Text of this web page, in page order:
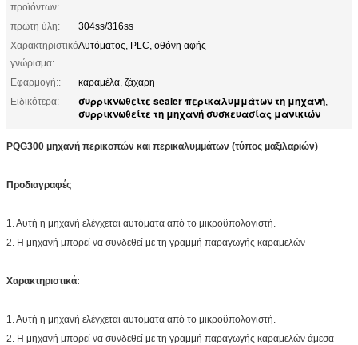
προϊόντων:
πρώτη ύλη:
304ss/316ss
Χαρακτηριστικό
γνώρισμα:
Αυτόματος, PLC, οθόνη αφής
Εφαρμογή::
καραμέλα, ζάχαρη
Ειδικότερα:
συρρικνωθείτε sealer περικαλυμμάτων τη μηχανή,
συρρικνωθείτε τη μηχανή συσκευασίας μανικιών
PQG300 μηχανή περικοπών και περικαλυμμάτων (τύπος μαξιλαριών)
Προδιαγραφές
1. Αυτή η μηχανή ελέγχεται αυτόματα από το μικροϋπολογιστή.
2. Η μηχανή μπορεί να συνδεθεί με τη γραμμή παραγωγής καραμελών
Χαρακτηριστικά:
1. Αυτή η μηχανή ελέγχεται αυτόματα από το μικροϋπολογιστή.
2. Η μηχανή μπορεί να συνδεθεί με τη γραμμή παραγωγής καραμελών άμεσα